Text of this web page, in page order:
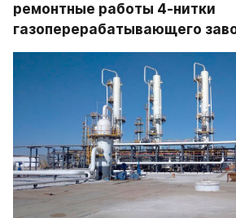
ремонтные работы 4-нитки
газоперерабатывающего